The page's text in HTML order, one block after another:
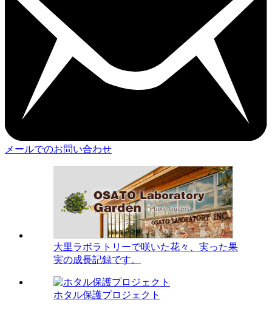
メールでのお問い合わせ
大里ラボラトリーで咲いた花々、実った果
実の成長記録です。
ホタル保護プロジェクト